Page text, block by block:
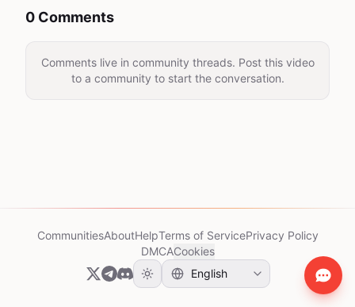
0 Comments
Comments live in community threads. Post this video
to a community to start the conversation.
CommunitiesAboutHelpTerms of ServicePrivacy Policy
DMCACookies